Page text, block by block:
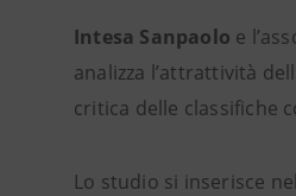
Intesa Sanpaolo e
analizza l’attrattività
critica delle classifiche
Lo studio si inserisce nel